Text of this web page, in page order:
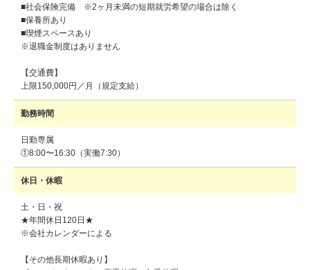
■社会保険完備 ※2ヶ月未満の短期就労希望の場合は除く
■保養所あり
■喫煙スペースあり
※退職金制度はありません
【交通費】
上限150,000円／月（規定支給）
勤務時間
日勤専属
①8:00〜16:30（実働7:30）
休日・休暇
土・日・祝
★年間休日120日★
※会社カレンダーによる
【その他長期休暇あり】